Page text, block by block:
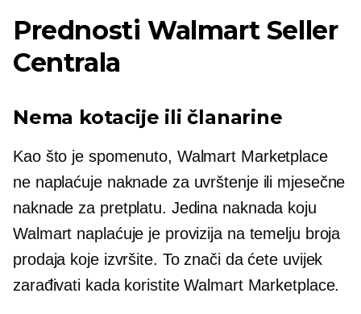
Prednosti Walmart Seller
Centrala
Nema kotacije ili članarine
Kao što je spomenuto, Walmart Marketplace
ne naplaćuje naknade za uvrštenje ili mjesečne
naknade za pretplatu. Jedina naknada koju
Walmart naplaćuje je provizija na temelju broja
prodaja koje izvršite. To znači da ćete uvijek
zarađivati ​​kada koristite Walmart Marketplace.